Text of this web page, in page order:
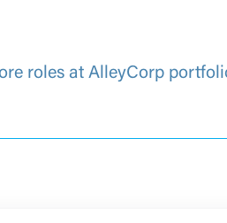
roles at AlleyCorp